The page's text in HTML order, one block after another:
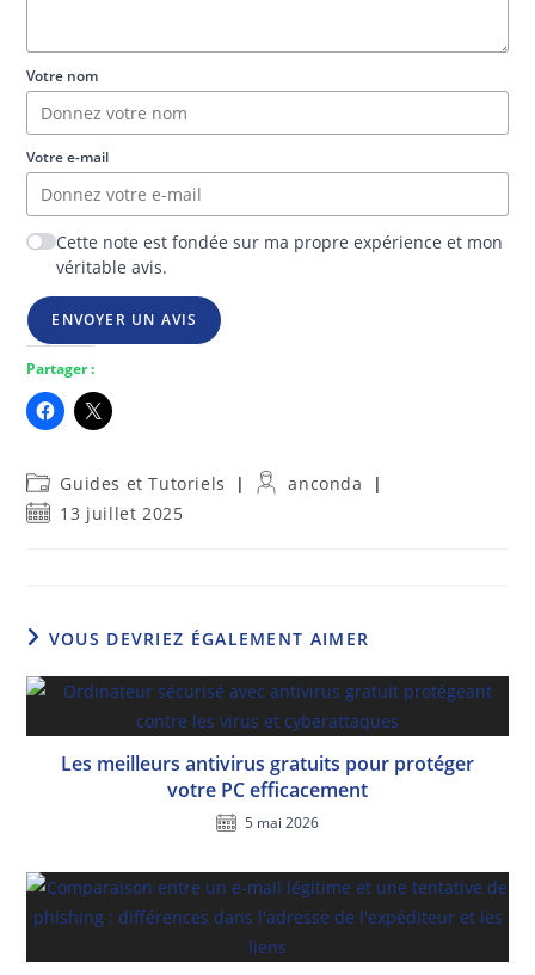
Votre nom
Votre e-mail
Cette note est fondée sur ma propre expérience et mon
véritable avis.
ENVOYER UN AVIS
Partager :
Post
category:
Guides et Tutoriels
Auteur/autrice
anconda
Publication
13 juillet 2025
VOUS DEVRIEZ ÉGALEMENT AIMER
Les meilleurs antivirus gratuits pour protéger
votre PC efficacement
5 mai 2026